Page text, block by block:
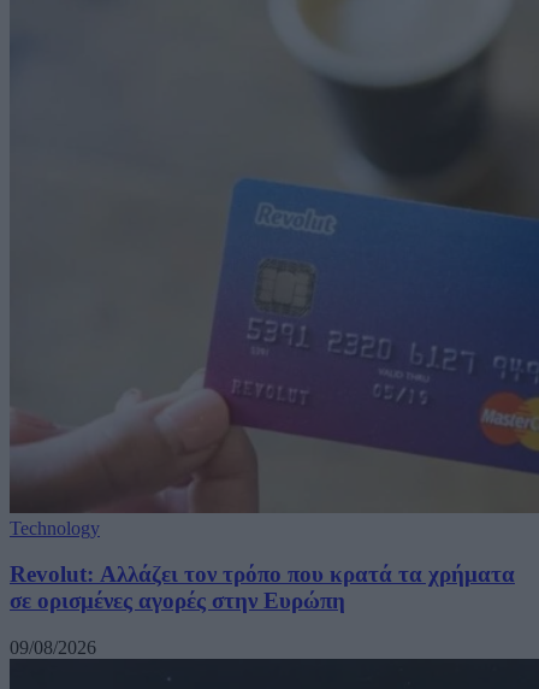
Technology
Revolut: Αλλάζει τον τρόπο που κρατά τα χρήματα
σε ορισμένες αγορές στην Ευρώπη
09/08/2026